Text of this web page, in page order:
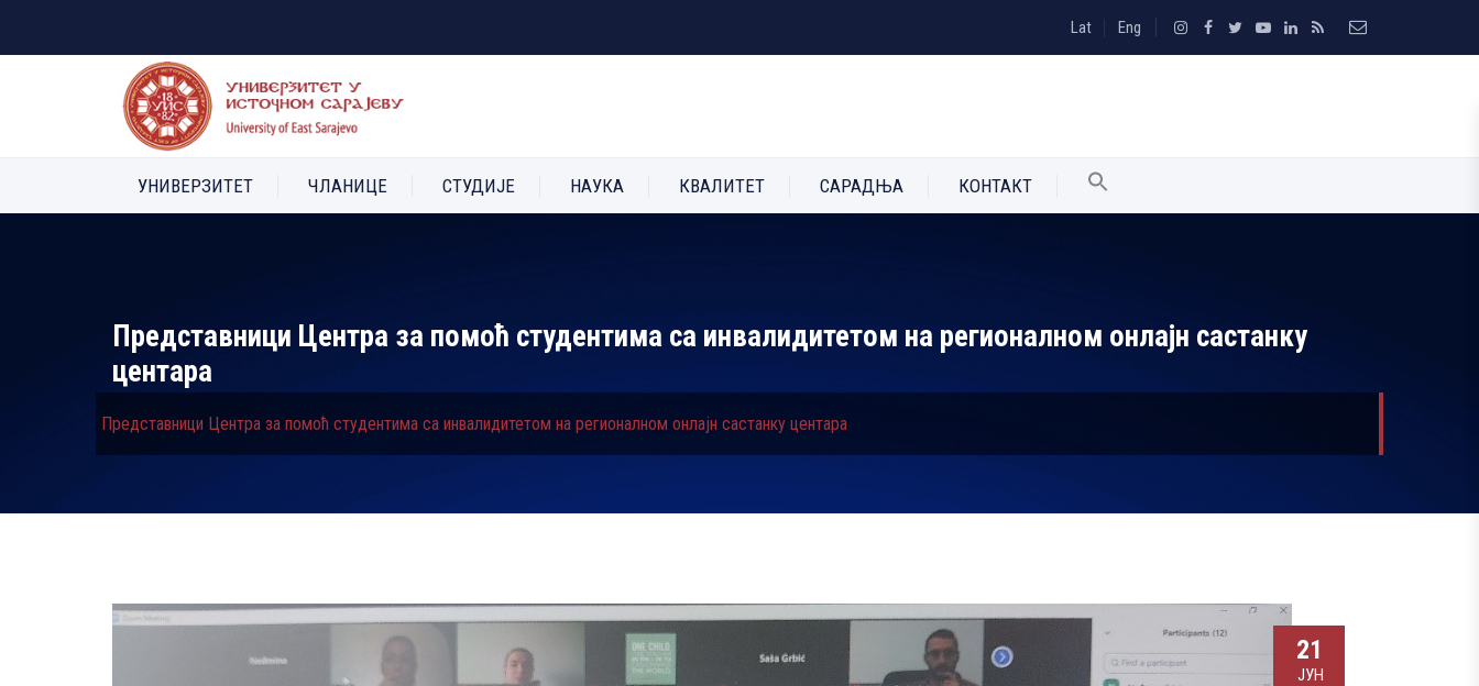
Lat Eng
УНИВЕРЗИТЕТ ЧЛАНИЦЕ СТУДИЈЕ НАУКА КВАЛИТЕТ САРАДЊА КОНТАКТ
Представници Центра за помоћ студентима са инвалидитетом на регионалном онлајн састанку
центара
Представници Центра за помоћ студентима са инвалидитетом на регионалном онлајн састанку центара
21
ЈУН